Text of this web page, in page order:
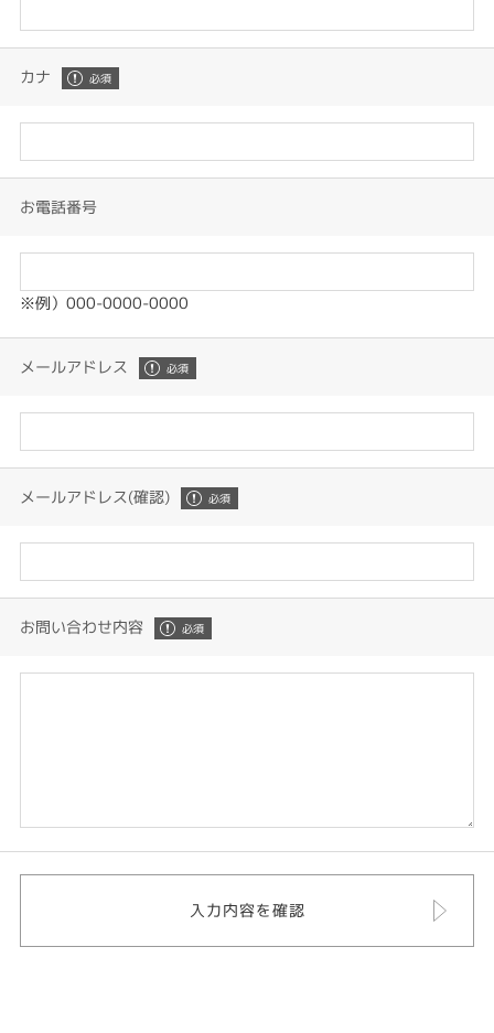
カナ
お電話番号
※例）000-0000-0000
メールアドレス
メールアドレス(確認)
お問い合わせ内容